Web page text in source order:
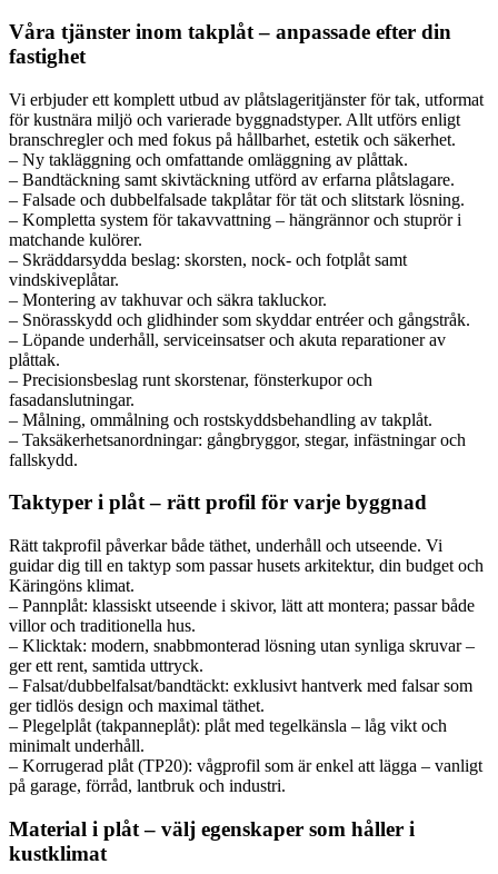
Våra tjänster inom takplåt – anpassade efter din
fastighet
Vi erbjuder ett komplett utbud av plåtslageritjänster för tak, utformat
för kustnära miljö och varierade byggnadstyper. Allt utförs enligt
branschregler och med fokus på hållbarhet, estetik och säkerhet.
– Ny takläggning och omfattande omläggning av plåttak.
– Bandtäckning samt skivtäckning utförd av erfarna plåtslagare.
– Falsade och dubbelfalsade takplåtar för tät och slitstark lösning.
– Kompletta system för takavvattning – hängrännor och stuprör i
matchande kulörer.
– Skräddarsydda beslag: skorsten, nock- och fotplåt samt
vindskiveplåtar.
– Montering av takhuvar och säkra takluckor.
– Snörasskydd och glidhinder som skyddar entréer och gångstråk.
– Löpande underhåll, serviceinsatser och akuta reparationer av
plåttak.
– Precisionsbeslag runt skorstenar, fönsterkupor och
fasadanslutningar.
– Målning, ommålning och rostskyddsbehandling av takplåt.
– Taksäkerhetsanordningar: gångbryggor, stegar, infästningar och
fallskydd.
Taktyper i plåt – rätt profil för varje byggnad
Rätt takprofil påverkar både täthet, underhåll och utseende. Vi
guidar dig till en taktyp som passar husets arkitektur, din budget och
Käringöns klimat.
– Pannplåt: klassiskt utseende i skivor, lätt att montera; passar både
villor och traditionella hus.
– Klicktak: modern, snabbmonterad lösning utan synliga skruvar –
ger ett rent, samtida uttryck.
– Falsat/dubbelfalsat/bandtäckt: exklusivt hantverk med falsar som
ger tidlös design och maximal täthet.
– Plegelplåt (takpanneplåt): plåt med tegelkänsla – låg vikt och
minimalt underhåll.
– Korrugerad plåt (TP20): vågprofil som är enkel att lägga – vanligt
på garage, förråd, lantbruk och industri.
Material i plåt – välj egenskaper som håller i
kustklimat